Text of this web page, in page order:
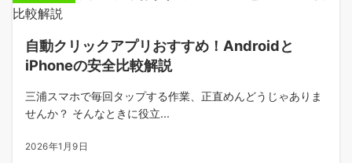
自動クリックアプリおすすめ！Androidと
iPhoneの安全比較解説
三浦スマホで毎回タップする作業、正直めんどうじゃありま
せんか？ そんなときに役立...
2026年1月9日